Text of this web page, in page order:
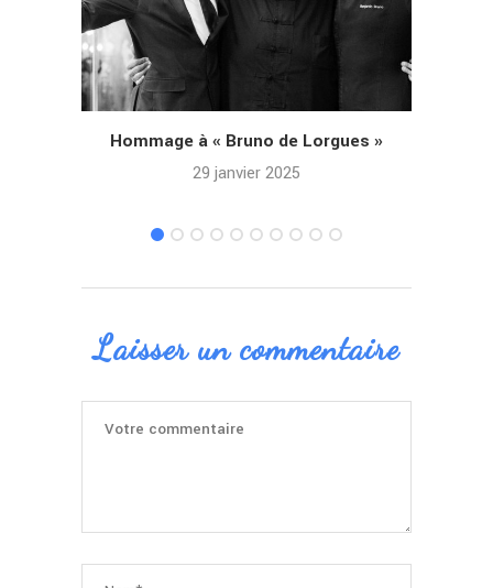
Hommage à « Bruno de Lorgues »
29 janvier 2025
Laisser un commentaire